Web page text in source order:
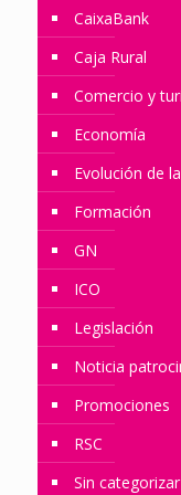
CaixaBank
Caja Rural
Comercio y
Economía
Evolución de
Formación
GN
ICO
Legislación
Noticia
Promociones
RSC
Sin categorizar